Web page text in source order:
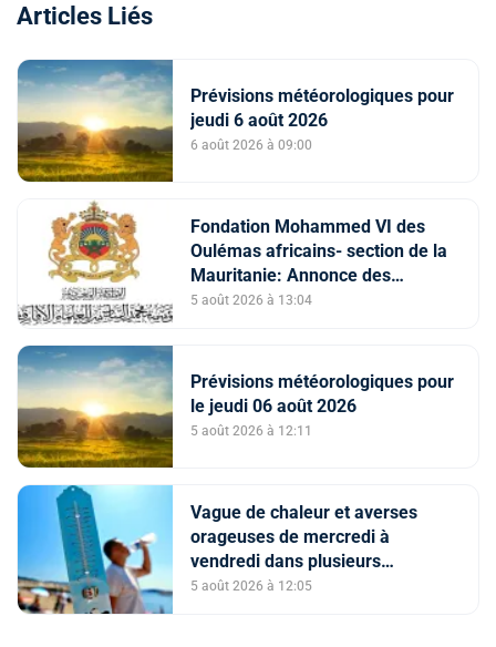
Articles Liés
Prévisions météorologiques pour
jeudi 6 août 2026
6 août 2026 à 09:00
Fondation Mohammed VI des
Oulémas africains- section de la
Mauritanie: Annonce des
qualifiés au concours des
5 août 2026 à 13:04
Prévisions météorologiques pour
le jeudi 06 août 2026
5 août 2026 à 12:11
Vague de chaleur et averses
orageuses de mercredi à
vendredi dans plusieurs
provinces du Royaume (Bulletin
5 août 2026 à 12:05